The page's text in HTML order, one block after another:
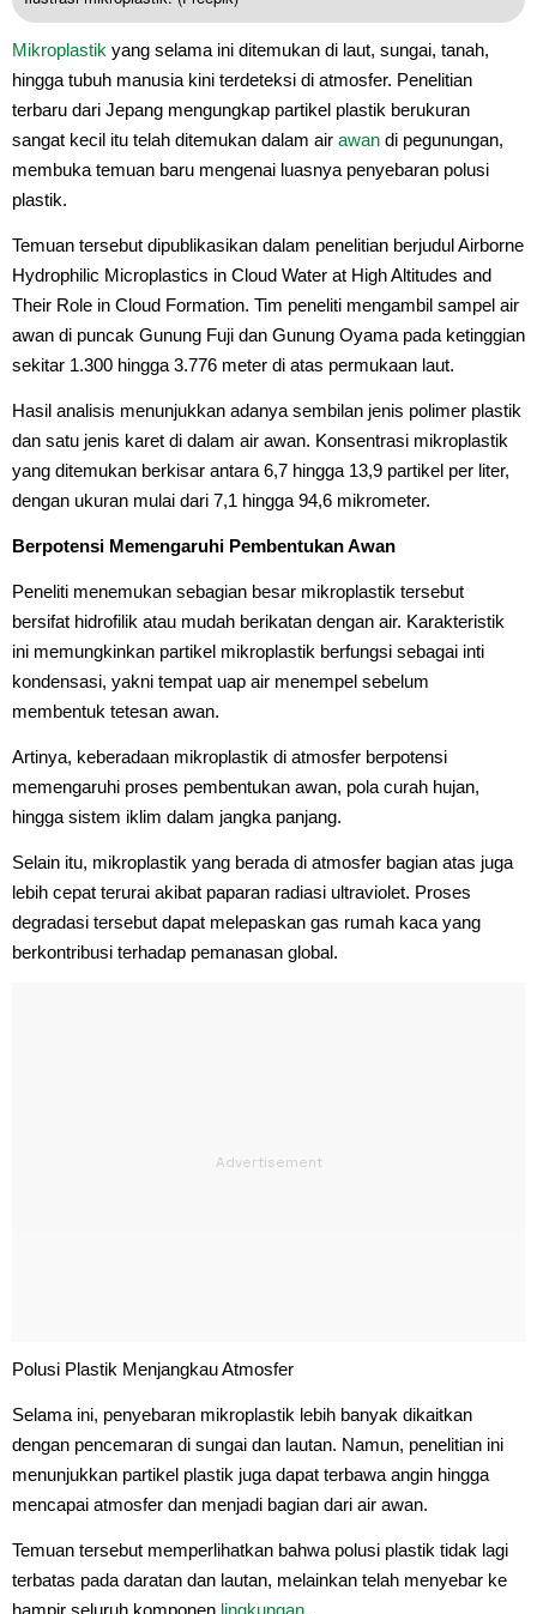
Mikroplastik yang selama ini ditemukan di laut, sungai, tanah,
hingga tubuh manusia kini terdeteksi di atmosfer. Penelitian
terbaru dari Jepang mengungkap partikel plastik berukuran
sangat kecil itu telah ditemukan dalam air awan di pegunungan,
membuka temuan baru mengenai luasnya penyebaran polusi
plastik.
Temuan tersebut dipublikasikan dalam penelitian berjudul Airborne
Hydrophilic Microplastics in Cloud Water at High Altitudes and
Their Role in Cloud Formation. Tim peneliti mengambil sampel air
awan di puncak Gunung Fuji dan Gunung Oyama pada ketinggian
sekitar 1.300 hingga 3.776 meter di atas permukaan laut.
Hasil analisis menunjukkan adanya sembilan jenis polimer plastik
dan satu jenis karet di dalam air awan. Konsentrasi mikroplastik
yang ditemukan berkisar antara 6,7 hingga 13,9 partikel per liter,
dengan ukuran mulai dari 7,1 hingga 94,6 mikrometer.
Berpotensi Memengaruhi Pembentukan Awan
Peneliti menemukan sebagian besar mikroplastik tersebut
bersifat hidrofilik atau mudah berikatan dengan air. Karakteristik
ini memungkinkan partikel mikroplastik berfungsi sebagai inti
kondensasi, yakni tempat uap air menempel sebelum
membentuk tetesan awan.
Artinya, keberadaan mikroplastik di atmosfer berpotensi
memengaruhi proses pembentukan awan, pola curah hujan,
hingga sistem iklim dalam jangka panjang.
Selain itu, mikroplastik yang berada di atmosfer bagian atas juga
lebih cepat terurai akibat paparan radiasi ultraviolet. Proses
degradasi tersebut dapat melepaskan gas rumah kaca yang
berkontribusi terhadap pemanasan global.
Polusi Plastik Menjangkau Atmosfer
Selama ini, penyebaran mikroplastik lebih banyak dikaitkan
dengan pencemaran di sungai dan lautan. Namun, penelitian ini
menunjukkan partikel plastik juga dapat terbawa angin hingga
mencapai atmosfer dan menjadi bagian dari air awan.
Temuan tersebut memperlihatkan bahwa polusi plastik tidak lagi
terbatas pada daratan dan lautan, melainkan telah menyebar ke
hampir seluruh komponen lingkungan.